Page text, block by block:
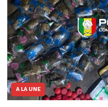
A LA UNE